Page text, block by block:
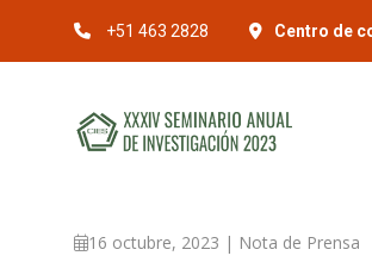
+51 463 2828 Centro de
16 octubre, 2023 | Nota de Prensa